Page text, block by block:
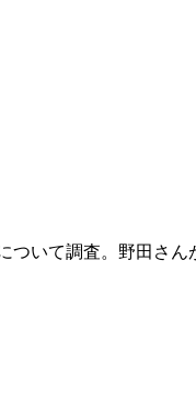
ついて調査。野田さん